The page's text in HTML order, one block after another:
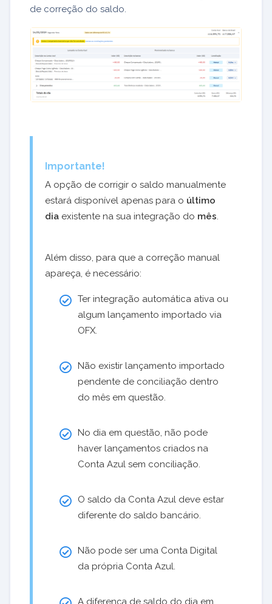
de correção do saldo.
Importante!
A opção de corrigir o saldo manualmente
estará disponível apenas para o último
dia existente na sua integração do mês.
Além disso, para que a correção manual
apareça, é necessário:
Ter integração automática ativa ou
algum lançamento importado via
OFX.
Não existir lançamento importado
pendente de conciliação dentro
do mês em questão.
No dia em questão, não pode
haver lançamentos criados na
Conta Azul sem conciliação.
O saldo da Conta Azul deve estar
diferente do saldo bancário.
Não pode ser uma Conta Digital
da própria Conta Azul.
A diferença de saldo do dia em